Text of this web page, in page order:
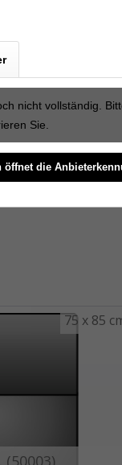
nicht vollständig.
Sie.
öffnet die
die